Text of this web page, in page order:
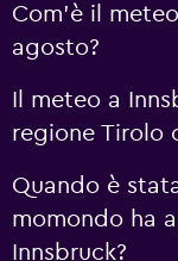
Com'è il
agosto?
Il meteo a
regione Tirolo
Quando è
momondo ha
Innsbruck?